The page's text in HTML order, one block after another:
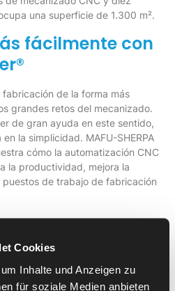
Cookies
Inhalte und Anzeigen zu
für soziale Medien anbieten
una superficie de 1.300 m².
fácilmente con
de la forma más
grandes retos del mecanizado.
de gran ayuda en este sentido,
la simplicidad. MAFU-SHERPA
cómo la automatización CNC
la productividad, mejora la
de trabajo de fabricación
siendo competitivos. Porque